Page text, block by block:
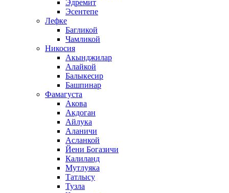
Эдремит
Эсентепе
Лефке
Багликой
Чамликой
Никосия
Акынджилар
Алайкой
Балыкесир
Башпинар
Фамагуста
Акова
Акдоган
Айлука
Аланичи
Асланкой
Йени Богазичи
Калиланд
Мутлуяка
Татлысу
Тузла